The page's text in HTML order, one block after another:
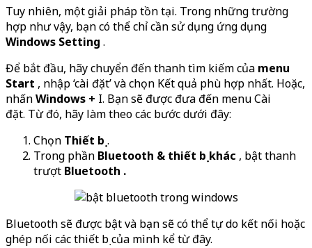
Tuy nhiên, một giải pháp tồn tại. Trong những trường
hợp như vậy, bạn có thể chỉ cần sử dụng ứng dụng
Windows Setting .
Để bắt đầu, hãy chuyển đến thanh tìm kiếm của menu
Start , nhập ‘cài đặt’ và chọn Kết quả phù hợp nhất. Hoặc,
nhấnWindows + I. Bạn sẽ được đưa đến menu Cài
đặt. Từ đó, hãy làm theo các bước dưới đây:
Chọn Thiết bị .
Trong phần Bluetooth & thiết bị khác , bật thanh
trượt Bluetooth .
Bluetooth sẽ được bật và bạn sẽ có thể tự do kết nối hoặc
ghép nối các thiết bị của mình kể từ đây.